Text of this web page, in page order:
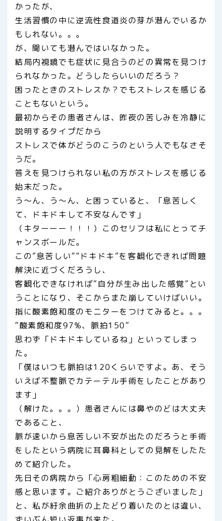
かったが、
生活習慣の中に逆流性食道炎の芽が潜んでいるか
もしれない。。。
が、聞いても潜んではいなかった。
結局内視鏡でも症状に見合うのどの異常を見つけ
られなかった。どうしたらいいのだろう？
困ったときのストレスか？でもストレスを感じる
こともないという。
最初からその患者さんは、昨夜の苦しみを冷静に
説明するタイプだから
ストレスで体がどうのこうのという人でもなさそ
うだ。
答えを見つけられない私の方がストレスを感じる
始末だった。
う～ん、う～ん、と困っていると、「息苦しく
て、ドキドキして不安なんです」
（キターーー！！！）このセリフは私にとってチ
ャンスボールだ。
この”息苦しい””ドキドキ”を客観化できれば問題
解決に近づくだろうし、
客観化できなければ”自分が生み出した感覚”とい
うことになり、そこからまた崩していけばいい。
指に酸素飽和度のモニターをつけてみると。。。
”酸素飽和度97%、脈拍150”
思わず「ドキドキしているね」といってしまっ
た。
「僕はいつも脈拍は120くらいですよ。あ、そう
いえば不整脈でカテーテル手術をしたことがあり
ます」
（解けた。。。）患者さんには鼻やのどは大丈夫
であること、
脈が速いから息苦しい不安が出たのだろうと手術
をしたという病院に耳鼻科としての見解をしたた
めて紹介した。
先日その病院から「心房粗細動：このための不安
感と思います。ご紹介ありがとうございました」
と、私が紆余曲折の上たどり着いたのとは違い、